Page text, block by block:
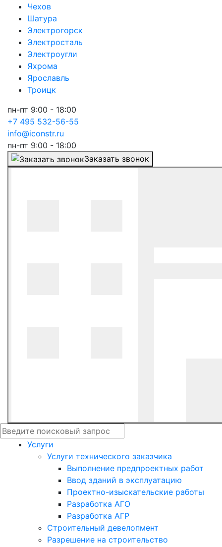
Чехов
Шатура
Электрогорск
Электросталь
Электроугли
Яхрома
Ярославль
Троицк
пн-пт 9:00 - 18:00
+7 495 532-56-55
info@iconstr.ru
пн-пт 9:00 - 18:00
Заказать звонок
Услуги
Услуги технического заказчика
Выполнение предпроектных работ
Ввод зданий в эксплуатацию
Проектно-изыскательские работы
Разработка АГО
Разработка АГР
Строительный девелопмент
Разрешение на строительство